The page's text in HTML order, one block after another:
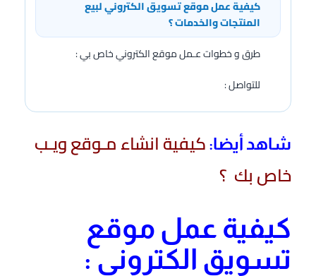
كيفية عمل موقع تسويق الكتروني لبيع
المنتجات والخدمات ؟
طرق و خطوات عـمل موقع الكتروني خاص بي :
للتواصل :
شاهد أيضا: كيفية انشاء مـوقع ويـب
خاص بك ؟
كيفية عمل موقع
تسويق الكتروني :